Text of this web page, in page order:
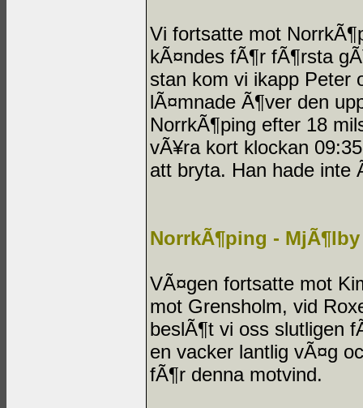
Vi fortsatte mot
kÃ¤ndes fÃ¶r fÃ¶rsta
stan kom vi ikapp Peter
lÃ¤mnade Ã¶ver den
NorrkÃ¶ping efter 18
vÃ¥ra kort klockan
att bryta. Han hade inte
NorrkÃ¶ping - MjÃ¶lby
VÃ¤gen fortsatte mot
mot Grensholm, vid
beslÃ¶t vi oss slutligen
en vacker lantlig vÃ¤g
fÃ¶r denna motvind.